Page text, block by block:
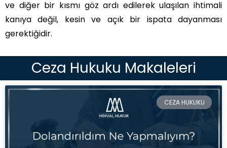
ve diğer bir kısmı göz ardı edilerek ulaşılan ihtimali
kanıya değil, kesin ve açık bir ispata dayanması
gerektiğidir.
Ceza Hukuku Makaleleri
CEZA HUKUKU